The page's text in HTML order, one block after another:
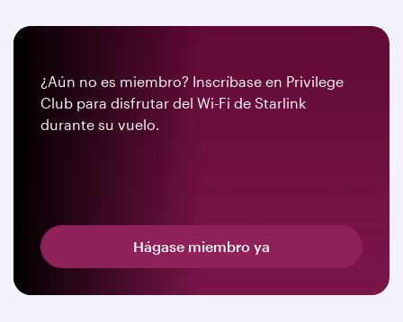
¿Aún no es miembro? Inscríbase en Privilege
Club para disfrutar del Wi-Fi de Starlink
durante su vuelo.
Hágase miembro ya